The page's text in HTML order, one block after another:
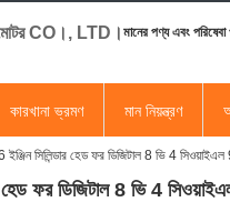
CO।, LTD। মানের পণ্য এবং
কারখানা ভ্রমণ মান নিয়ন্ত্রণ
সিলিন্ডার হেড ফর ডিজিটাল 8 ভি 4
হেড ফর ডিজিটাল 8 ভি 4